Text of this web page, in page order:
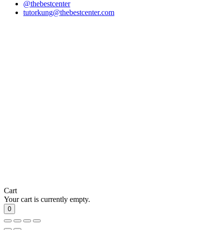
@thebestcenter
tutorkung@thebestcenter.com
Cart
Your cart is currently empty.
0